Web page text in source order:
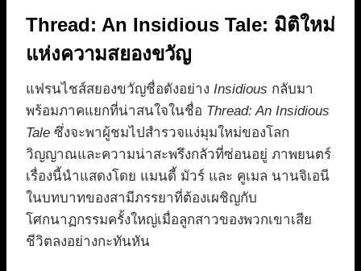
Thread: An Insidious Tale: มิติใหม่
แห่งความสยองขวัญ
แฟรนไชส์สยองขวัญชื่อดังอย่าง Insidious กลับมา
พร้อมภาคแยกที่น่าสนใจในชื่อ Thread: An Insidious
Tale ซึ่งจะพาผู้ชมไปสำรวจแง่มุมใหม่ของโลก
วิญญาณและความน่าสะพรึงกลัวที่ซ่อนอยู่ ภาพยนตร์
เรื่องนี้นำแสดงโดย แมนดี้ มัวร์ และ คูเมล นานจิเอนี
ในบทบาทของสามีภรรยาที่ต้องเผชิญกับ
โศกนาฏกรรมครั้งใหญ่เมื่อลูกสาวของพวกเขาเสีย
ชีวิตลงอย่างกะทันหัน